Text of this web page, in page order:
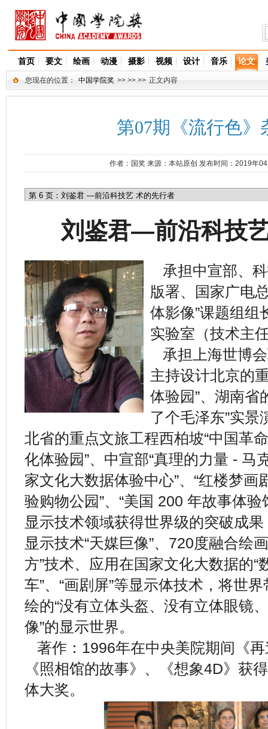
首页 要文 绘画 动漫 摄影 视频 设计 音乐 论文
您现在的位置： 中国学院奖 >> >> >> 正文内容
第07期《流行色》
作者： 国奖 来源： 本站原创 发布时间：2019年
刘鉴君—前沿科技
承担中宣部、
版署、国家广电
体影像”课题组组
实验室（技术主
承担上海世博
主持设计北京的
体验园”、湖南省
了个毛泽东”实景
北省的重点文旅工程西柏坡“中国革
化体验园”、中宣部“真理的力量 - 马
家文化大数据体验中心”、“红楼梦画
验购物公园”、“美国 200 年故事体
显示技术领域获得世界级的突破成
显示技术“天媒巨像”、720度融合绘
方”技术、应用在国家文化大数据的“
车”、“画剧屏”等显示体技术，将世
绘的“没有立体头盔、没有立体眼镜
像”的显示世界。
著作：1996年在中央美院期间《
《照相馆的故事》、《想象4D》获
体大奖。